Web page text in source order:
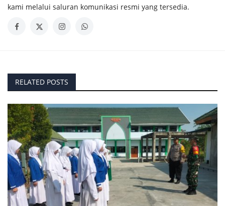
kami melalui saluran komunikasi resmi yang tersedia.
RELATED POSTS